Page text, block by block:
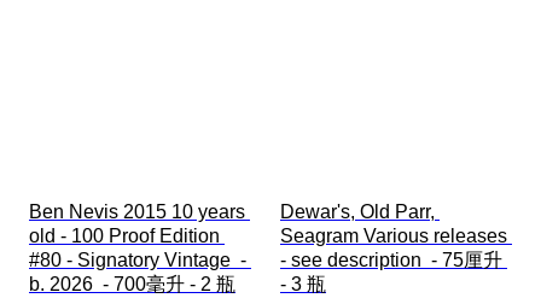
Ben Nevis 2015 10 years
old - 100 Proof Edition
#80 - Signatory Vintage  -
b. 2026  - 700毫升 - 2 瓶
Dewar's, Old Parr,
Seagram Various releases
- see description  - 75厘升
- 3 瓶